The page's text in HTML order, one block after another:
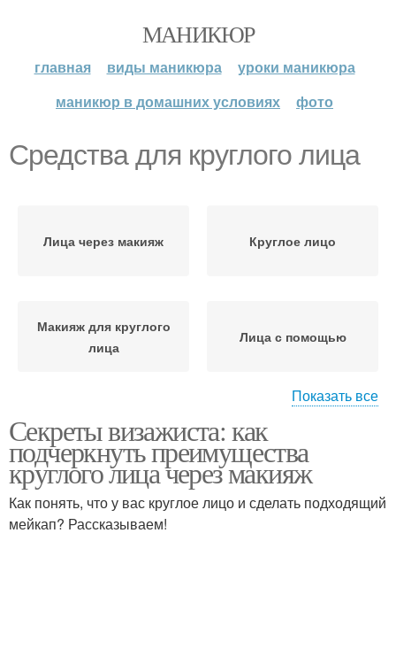
МАНИКЮР
главная виды маникюра
уроки маникюра
маникюр в домашних условиях
фото
Средства для круглого лица
Лица через макияж Круглое лицо
Макияж для круглого
лица
Лица с помощью
форме
Лица при круглой
Показать все
Секреты визажиста: как
подчеркнуть преимущества
круглого лица через макияж
Как понять, что у вас круглое лицо и сделать подходящий
мейкап? Рассказываем!